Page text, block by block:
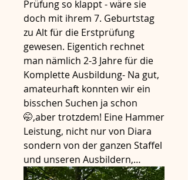
Prüfung so klappt - wäre sie
doch mit ihrem 7. Geburtstag
zu Alt für die Erstprüfung
gewesen. Eigentich rechnet
man nämlich 2-3 Jahre für die
Komplette Ausbildung- Na gut,
amateurhaft konnten wir ein
bisschen Suchen ja schon
🤭,aber trotzdem! Eine Hammer
Leistung, nicht nur von Diara
sondern von der ganzen Staffel
und unseren Ausbildern,…